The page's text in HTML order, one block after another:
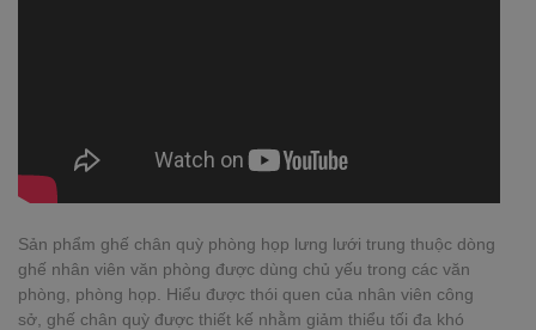
Sản phẩm ghế chân quỳ phòng họp lưng lưới trung thuộc dòng
ghế nhân viên văn phòng được dùng chủ yếu trong các văn
phòng, phòng họp. Hiểu được thói quen của nhân viên công
sở, ghế chân quỳ được thiết kế nhằm giảm thiểu tối đa khó